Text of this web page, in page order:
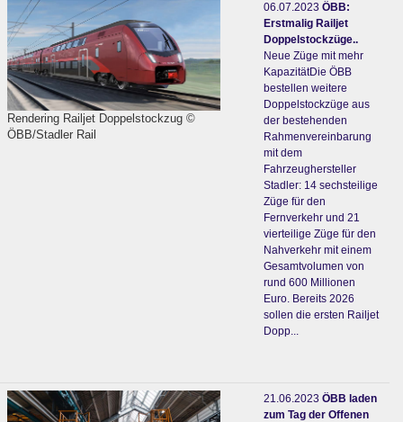
Rendering Railjet Doppelstockzug ©
ÖBB/Stadler Rail
06.07.2023 ÖBB:
Erstmalig Railjet
Doppelstockzüge..
Neue Züge mit mehr
KapazitätDie ÖBB
bestellen weitere
Doppelstockzüge aus
der bestehenden
Rahmenvereinbarung
mit dem
Fahrzeughersteller
Stadler: 14 sechsteilige
Züge für den
Fernverkehr und 21
vierteilige Züge für den
Nahverkehr mit einem
Gesamtvolumen von
rund 600 Millionen
Euro. Bereits 2026
sollen die ersten Railjet
Dopp...
21.06.2023 ÖBB laden
zum Tag der Offenen